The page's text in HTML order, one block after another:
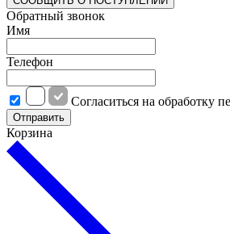
Обратный звонок
Имя
Телефон
Cогласиться на обработку
Отправить
Корзина